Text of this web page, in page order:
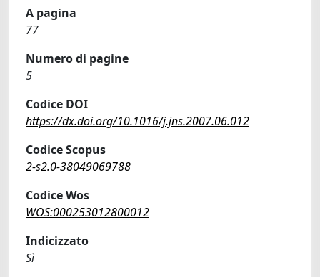
A pagina
77
Numero di pagine
5
Codice DOI
https://dx.doi.org/10.1016/j.jns.2007.06.012
Codice Scopus
2-s2.0-38049069788
Codice Wos
WOS:000253012800012
Indicizzato
Sì